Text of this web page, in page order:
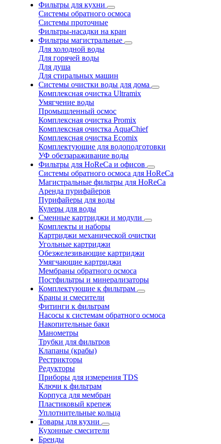
Фильтры для кухни
Системы обратного осмоса
Системы проточные
Фильтры-насадки на кран
Фильтры магистральные
Для холодной воды
Для горячей воды
Для душа
Для стиральных машин
Системы очистки воды для дома
Комплексная очистка Ultramix
Умягчение воды
Промышленный осмос
Комплексная очистка Promix
Комплексная очистка AquaChief
Комплексная очистка Ecomix
Комплектующие для водоподготовки
УФ обеззараживание воды
Фильтры для HoReCa и офисов
Системы обратного осмоса для HoReCa
Магистральные фильтры для HoReCa
Аренда пурифайеров
Пурифайеры для воды
Кулеры для воды
Сменные картриджи и модули
Комплекты и наборы
Картриджи механической очистки
Угольные картриджи
Обезжелезивающие картриджи
Умягчающие картриджи
Мембраны обратного осмоса
Постфильтры и минерализаторы
Комплектующие к фильтрам
Краны и смесители
Фитинги к фильтрам
Насосы к системам обратного осмоса
Накопительные баки
Манометры
Трубки для фильтров
Клапаны (крабы)
Рестрикторы
Редукторы
Приборы для измерения TDS
Ключи к фильтрам
Корпуса для мембран
Пластиковый крепеж
Уплотнительные кольца
Товары для кухни
Кухонные смесители
Бренды